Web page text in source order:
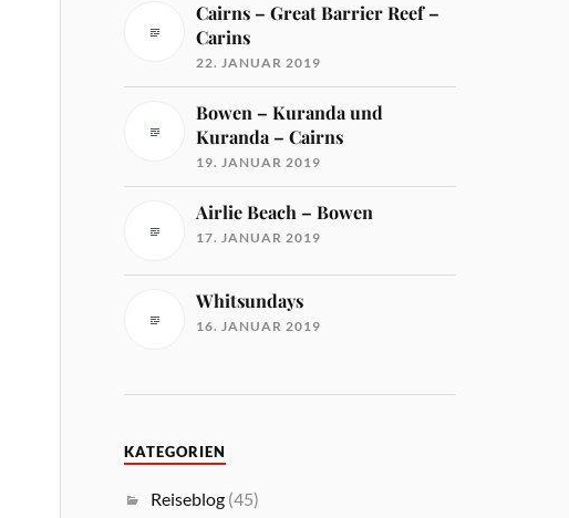
Cairns – Great Barrier Reef –
Carins
22. JANUAR 2019
Bowen – Kuranda und
Kuranda – Cairns
19. JANUAR 2019
Airlie Beach – Bowen
17. JANUAR 2019
Whitsundays
16. JANUAR 2019
KATEGORIEN
Reiseblog (45)